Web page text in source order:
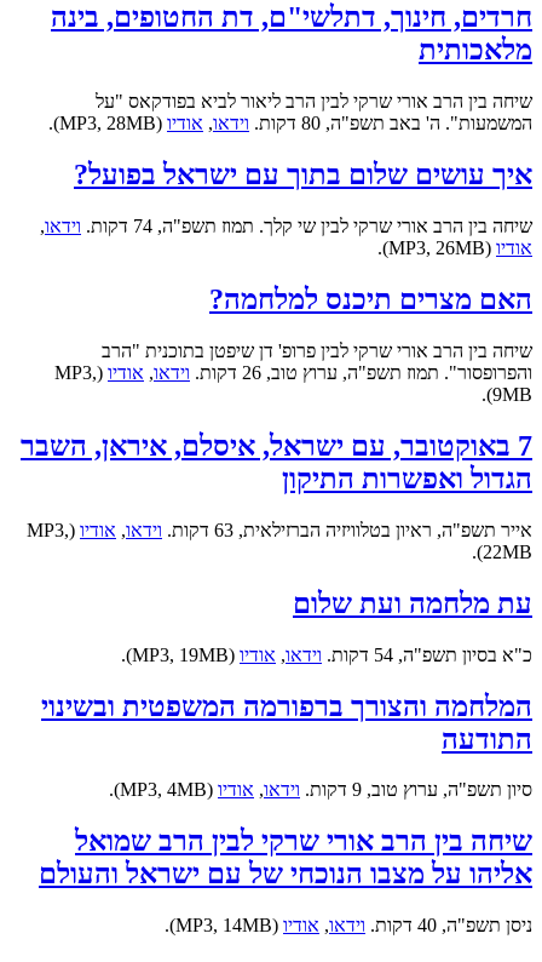
חרדים, חינוך, דתלשי"ם, דת החטופים, בינה
מלאכותית
שיחה בין הרב אורי שרקי לבין הרב ליאור לביא בפודקאס "על
המשמעות". ה' באב תשפ"ה, 80 דקות.
וידאו, אודיו (MP3, 28MB).
איך עושים שלום בתוך עם ישראל בפועל?
שיחה בין הרב אורי שרקי לבין שי קלך. תמוז תשפ"ה, 74 דקות. וידאו,
אודיו (MP3, 26MB).
האם מצרים תיכנס למלחמה?
שיחה בין הרב אורי שרקי לבין פרופ' דן שיפטן בתוכנית "הרב
והפרופסור". תמוז תשפ"ה, ערוץ טוב, 26 דקות.
וידאו, אודיו (MP3,
9MB).
7 באוקטובר, עם ישראל, איסלם, איראן, השבר
הגדול ואפשרות התיקון
אייר תשפ"ה, ראיון בטלוויזיה הברזילאית, 63 דקות. וידאו, אודיו (MP3,
22MB).
עת מלחמה ועת שלום
כ"א בסיון תשפ"ה, 54 דקות. וידאו, אודיו (MP3, 19MB).
המלחמה והצורך ברפורמה המשפטית ובשינוי
התודעה
סיון תשפ"ה, ערוץ טוב, 9 דקות. וידאו, אודיו (MP3, 4MB).
שיחה בין הרב אורי שרקי לבין הרב שמואל
אליהו על מצבו הנוכחי של עם ישראל והעולם
ניסן תשפ"ה, 40 דקות. וידאו, אודיו (MP3, 14MB).